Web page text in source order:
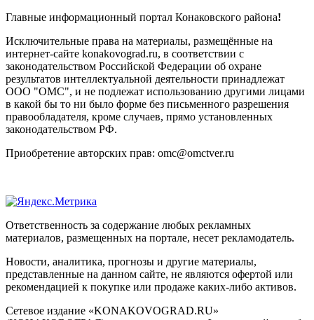
Главные информационный портал Конаковского района!
Исключительные права на материалы, размещённые на
интернет-сайте konakovograd.ru, в соответствии с
законодательством Российской Федерации об охране
результатов интеллектуальной деятельности принадлежат
ООО "ОМС", и не подлежат использованию другими лицами
в какой бы то ни было форме без письменного разрешения
правообладателя, кроме случаев, прямо установленных
законодательством РФ.
Приобретение авторских прав: omc@omctver.ru
Ответственность за содержание любых рекламных
материалов, размещенных на портале, несет рекламодатель.
Новости, аналитика, прогнозы и другие материалы,
представленные на данном сайте, не являются офертой или
рекомендацией к покупке или продаже каких-либо активов.
Сетевое издание «KONAKOVOGRAD.RU»